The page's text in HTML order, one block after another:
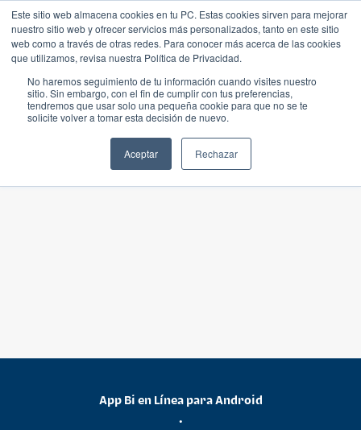
Este sitio web almacena cookies en tu PC. Estas cookies sirven para mejorar
nuestro sitio web y ofrecer servicios más personalizados, tanto en este sitio
web como a través de otras redes. Para conocer más acerca de las cookies
que utilizamos, revisa nuestra Política de Privacidad.
No haremos seguimiento de tu información cuando visites nuestro
sitio. Sin embargo, con el fin de cumplir con tus preferencias,
tendremos que usar solo una pequeña cookie para que no se te
solicite volver a tomar esta decisión de nuevo.
Aceptar Rechazar
App Bi en Línea para Android
•